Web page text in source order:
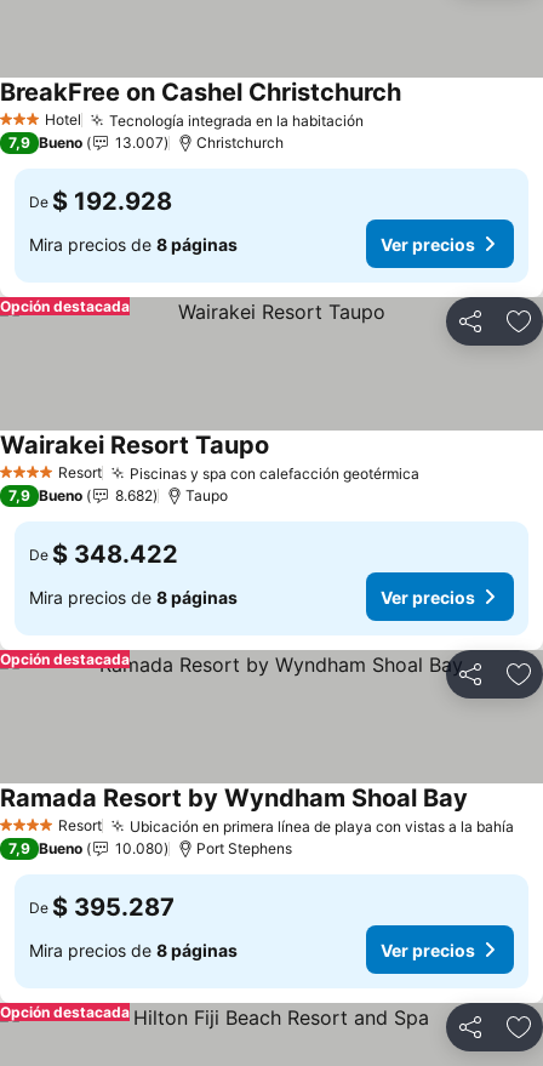
3 Estrellas
Hotel Tecnología integrada en la habitación
BreakFree on Cashel ChristchurchVer precios
7,9 Bueno 13.007 Christchurch
De $ 192.928
Mira precios de 8 páginas Ver precios
Compartir
Opción destacada
4 EstrellasResort Piscinas y spa con calefacción geotérmica
Wairakei Resort Taupo
7,9 Bueno 8.682 Taupo
De $ 348.422
Mira precios de 8 páginas Ver precios
Compartir
Opción destacada
4 EstrellasResort Ubicación en primera línea de playa con vistas a la bahía
Ramada Resort by Wyndham Shoal Bay
7,9 Bueno 10.080 Port Stephens
De $ 395.287
Mira precios de 8 páginas Ver precios
Compartir
Opción destacada